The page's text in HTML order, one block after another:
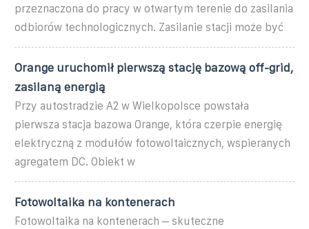
przeznaczona do pracy w otwartym terenie do zasilania
odbiorów technologicznych. Zasilanie stacji może być
Orange uruchomił pierwszą stację bazową off-grid,
zasilaną energią
Przy autostradzie A2 w Wielkopolsce powstała
pierwsza stacja bazowa Orange, która czerpie energię
elektryczną z modułów fotowoltaicznych, wspieranych
agregatem DC. Obiekt w
Fotowoltaika na kontenerach
Fotowoltaika na kontenerach – skuteczne